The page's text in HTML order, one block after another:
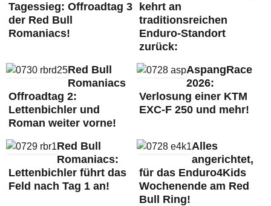
Tagessieg: Offroadtag 3
der Red Bull
Romaniacs!
kehrt an
traditionsreichen
Enduro-Standort
zurück:
Red Bull
Romaniacs
Offroadtag 2:
Lettenbichler und
Roman weiter vorne!
AspangRace
2026:
Verlosung einer KTM
EXC-F 250 und mehr!
Red Bull
Romaniacs:
Lettenbichler führt das
Feld nach Tag 1 an!
Alles
angerichtet,
für das Enduro4Kids
Wochenende am Red
Bull Ring!